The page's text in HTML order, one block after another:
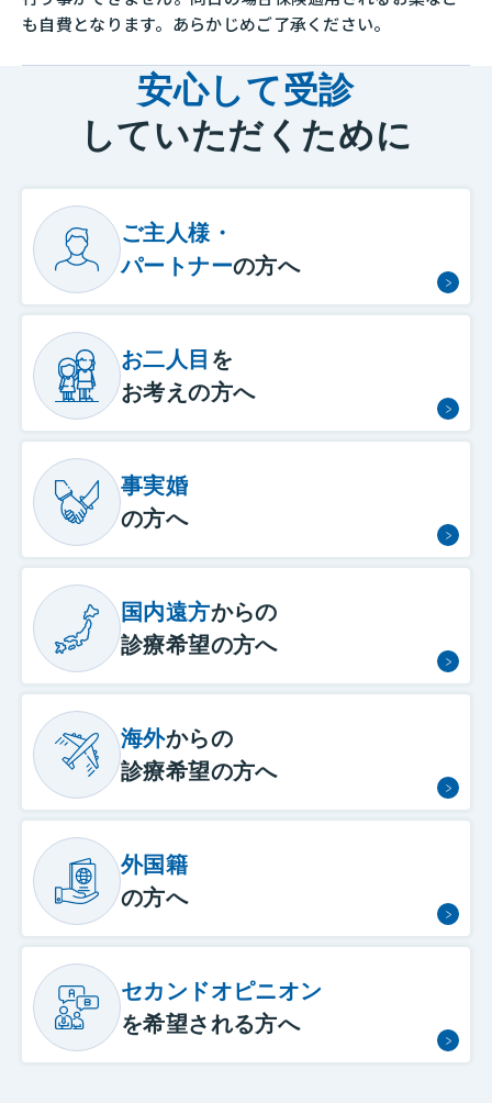
も自費となります。あらかじめご了承ください。
安心して受診
していただくために
ご主人様・
パートナーの方へ
お二人目 を
お考えの方へ
事実婚
の方へ
国内遠方からの
診療希望の方へ
海外からの
診療希望の方へ
外国籍
の方へ
セカンドオピニオン
を希望される方へ